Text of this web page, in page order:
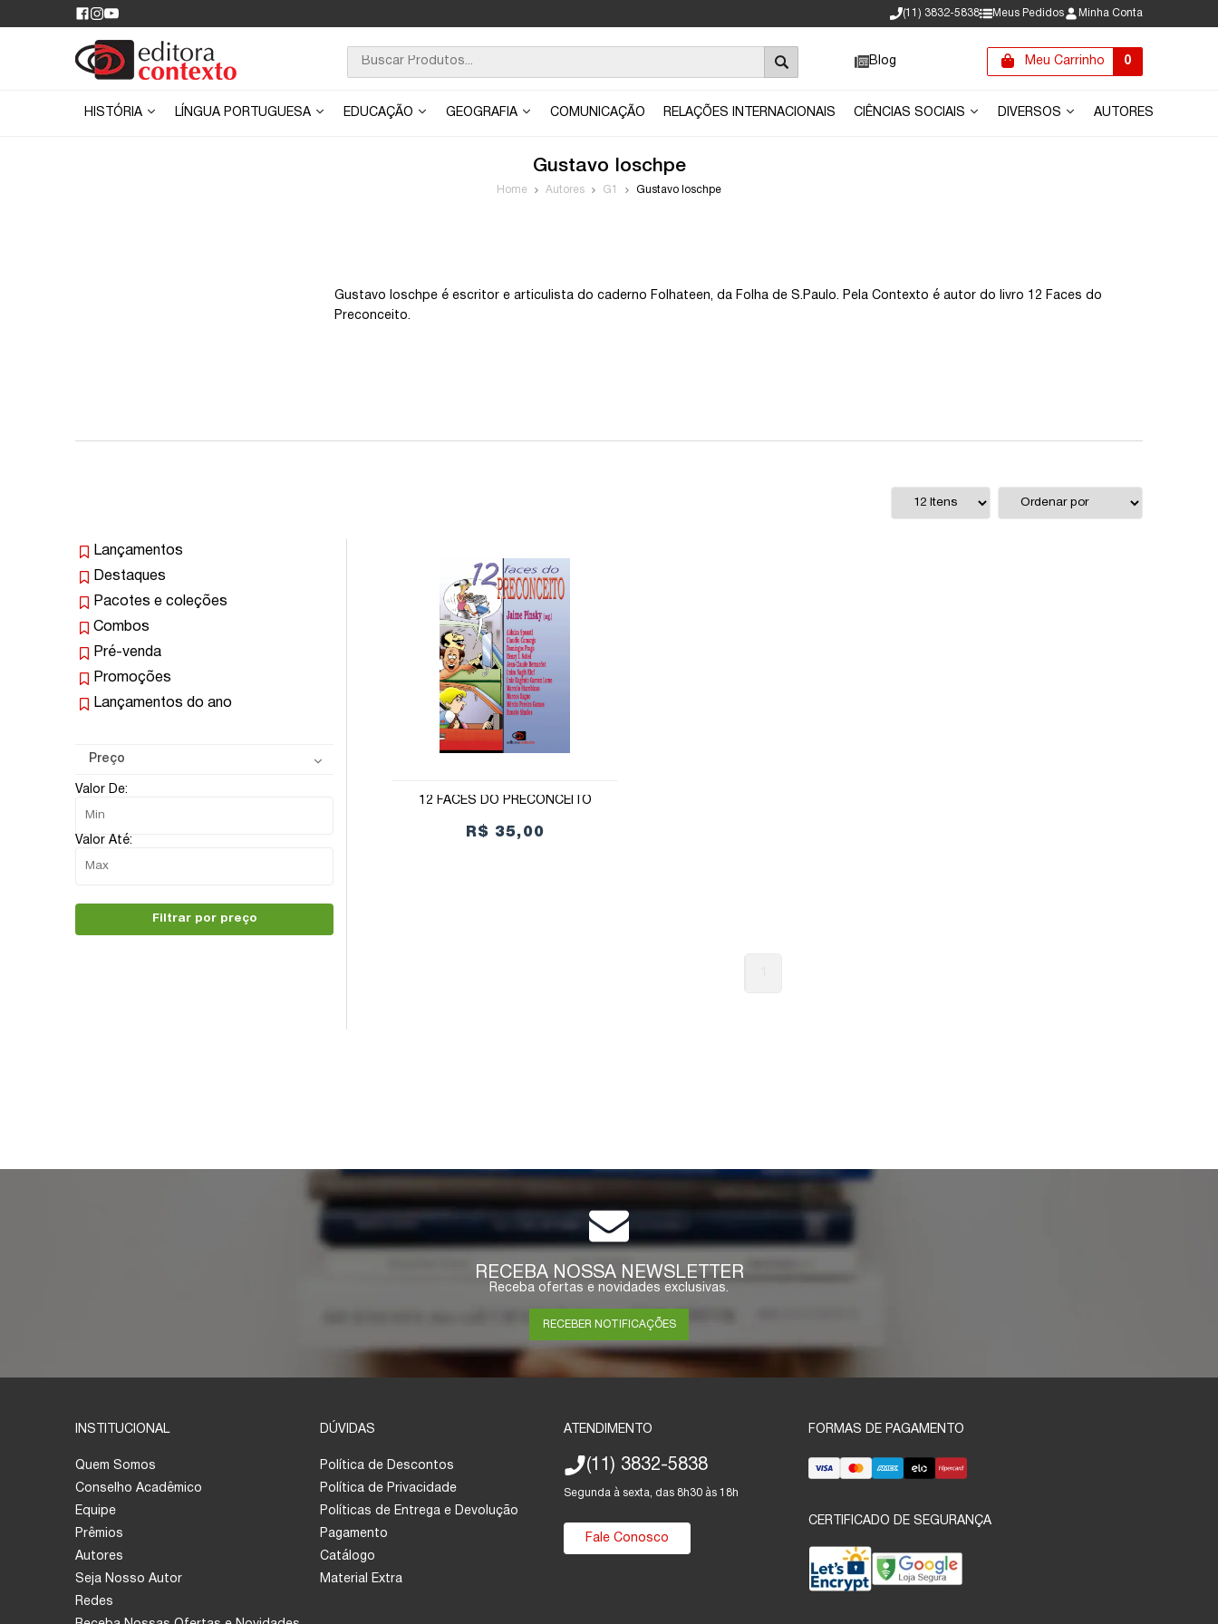
(11) 3832-5838 Meus Pedidos Minha Conta
Blog Meu Carrinho 0
HISTÓRIA LÍNGUA PORTUGUESA EDUCAÇÃO GEOGRAFIA COMUNICAÇÃO RELAÇÕES INTERNACIONAIS CIÊNCIAS SOCIAIS DIVERSOS AUTORES
Gustavo Ioschpe
Home Autores G1 Gustavo Ioschpe
Gustavo Ioschpe é escritor e articulista do caderno Folhateen, da Folha de S.Paulo. Pela Contexto é autor do livro 12 Faces do
Preconceito.
Lançamentos
Destaques
Pacotes e coleções
Combos
Pré-venda
Promoções
Lançamentos do ano
Preço
Valor De:
Valor Até:
Filtrar por preço
12 FACES DO PRECONCEITO
R$ 35,00
RECEBA NOSSA NEWSLETTER
Receba ofertas e novidades exclusivas.
RECEBER NOTIFICAÇÕES
INSTITUCIONAL
Quem Somos
Conselho Acadêmico
Equipe
Prêmios
Autores
Seja Nosso Autor
Redes
DÚVIDAS
Política de Descontos
Política de Privacidade
Políticas de Entrega e Devolução
Pagamento
Catálogo
Material Extra
ATENDIMENTO
(11) 3832-5838
Segunda à sexta, das 8h30 às 18h
Fale Conosco
FORMAS DE PAGAMENTO
CERTIFICADO DE SEGURANÇA